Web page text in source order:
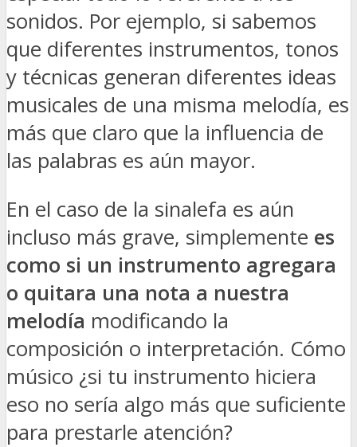
sonidos. Por ejemplo, si sabemos
que diferentes instrumentos, tonos
y técnicas generan diferentes ideas
musicales de una misma melodía, es
más que claro que la influencia de
las palabras es aún mayor.
En el caso de la sinalefa es aún
incluso más grave, simplemente es
como si un instrumento agregara
o quitara una nota a nuestra
melodía modificando la
composición o interpretación. Cómo
músico ¿si tu instrumento hiciera
eso no sería algo más que suficiente
para prestarle atención?